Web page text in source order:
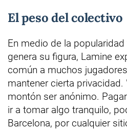
El peso del colectivo
En medio de la
genera su figura, Lamine
común a muchos
mantener cierta privacidad.
montón ser anónimo.
ir a tomar algo tranquilo,
Barcelona, por cualquier